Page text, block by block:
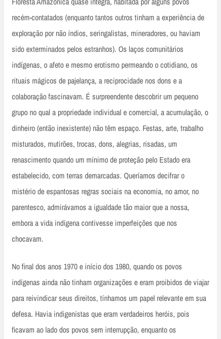
recém-contatados (enquanto tantos outros tinham a experiência de
exploração por não índios, seringalistas, mineradores, ou haviam
sido exterminados pelos estranhos). Os laços comunitários
indígenas, o afeto e mesmo erotismo permeando o cotidiano, os
rituais mágicos de pajelança, a reciprocidade nos dons e a
colaboração fascinavam. É surpreendente descobrir um pequeno
grupo no qual a propriedade individual e comercial, a acumulação, o
dinheiro (então inexistente) não têm espaço. Festas, arte, trabalho
misturados, mutirões, trocas, dons, alegrias, risadas, um
renascimento quando um mínimo de proteção pelo Estado era
estabelecido, com terras demarcadas. Queríamos decifrar o
mistério de espantosas regras sociais na economia, no amor, no
parentesco, admirávamos a igualdade tão maior que a nossa,
embora a vida indígena contivesse imperfeições que nos
chocavam.
No final dos anos 1970 e início dos 1980, quando os povos
indígenas ainda não tinham organizações e eram proibidos de viajar
para reivindicar seus direitos, tínhamos um papel relevante em sua
defesa. Havia indigenistas que eram verdadeiros heróis, pois
ficavam ao lado dos povos sem interrupção, enquanto os